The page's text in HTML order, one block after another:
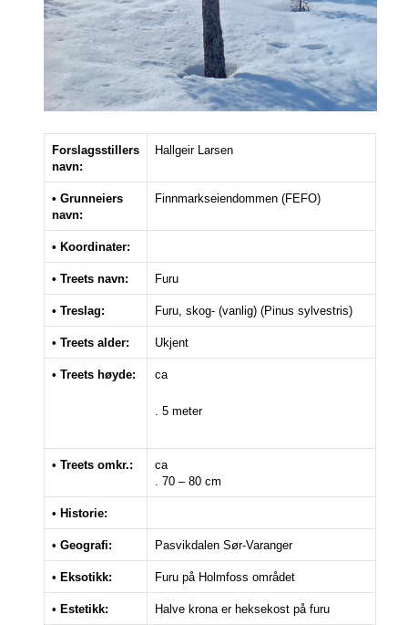
Forslagsstillers
navn:
Hallgeir Larsen
• Grunneiers
navn:
Finnmarkseiendommen (FEFO)
• Koordinater:
• Treets navn: Furu
• Treslag: Furu, skog- (vanlig) (Pinus sylvestris)
• Treets alder: Ukjent
• Treets høyde: ca
. 5 meter
• Treets omkr.:
ca
. 70 – 80 cm
• Historie:
• Geografi: Pasvikdalen Sør-Varanger
• Eksotikk: Furu på Holmfoss området
• Estetikk: Halve krona er heksekost på furu